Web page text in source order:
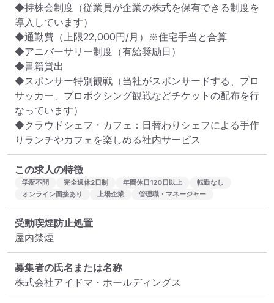
◆持株会制度（従業員が企業の株式を保有できる制度を
導入しています）
◆通勤費（上限22,000円/月）※住宅手当と合算
◆アニバーサリー制度（有給奨励日）
◆書籍貸出
◆スポンサー特別観戦（当社がスポンサードする、プロ
サッカー、プロボクシング観戦などチケットの配布を行
なっています）
◆クラウドシェフ・カフェ：日替わりシェフによる手作
りランチやカフェを楽しめる社内サービス
この求人の特徴
学歴不問 完全週休2日制 年間休日120日以上
転勤なし
オンライン面接あり
上場企業 管理職・マネージャー
受動喫煙防止処置
屋内禁煙
募集者の氏名または名称
株式会社アイドマ・ホールディングス